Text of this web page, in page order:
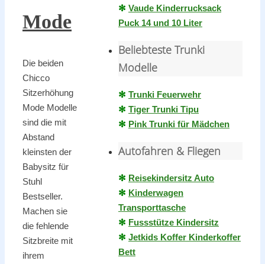
Mode
Die beiden
Chicco
Sitzerhöhung
Mode Modelle
sind die mit
Abstand
kleinsten der
Babysitz für
Stuhl
Bestseller.
Machen sie
die fehlende
Sitzbreite mit
ihrem
✻ Vaude Kinderrucksack
Puck 14 und 10 Liter
Beliebteste Trunki
Modelle
✻ Trunki Feuerwehr
✻ Tiger Trunki Tipu
✻ Pink Trunki für Mädchen
Autofahren & Fliegen
✻ Reisekindersitz Auto
✻ Kinderwagen
Transporttasche
✻ Fussstütze Kindersitz
✻ Jetkids Koffer Kinderkoffer
Bett